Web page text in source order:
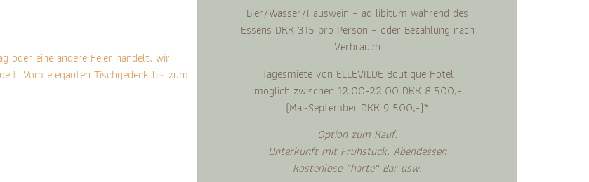
oder eine andere Feier handelt, wir
Vom eleganten Tischgedeck bis zum
Bier/Wasser/Hauswein – ad libitum während des
Essens DKK 315 pro Person – oder Bezahlung nach
Verbrauch
Tagesmiete von ELLEVILDE Boutique Hotel
möglich zwischen 12.00-22.00 DKK 8.500,-
(Mai-September DKK 9.500,-)*
Option zum Kauf:
Unterkunft mit Frühstück, Abendessen
kostenlose „harte“ Bar usw.